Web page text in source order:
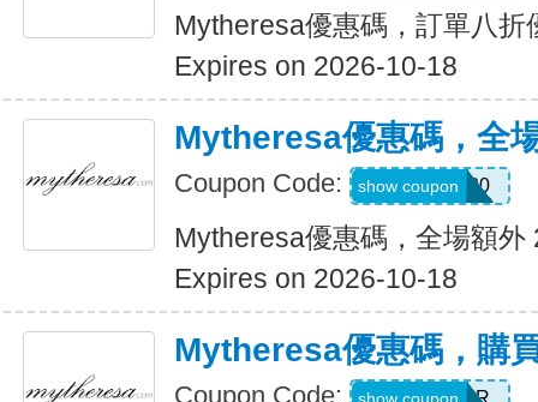
Mytheresa優惠碼，訂單八折
Expires on 2026-10-18
Mytheresa優惠碼，全
Coupon Code: SALE20
show coupon
Mytheresa優惠碼，全場額外
Expires on 2026-10-18
Mytheresa優惠碼，購
Coupon Code: PALMER